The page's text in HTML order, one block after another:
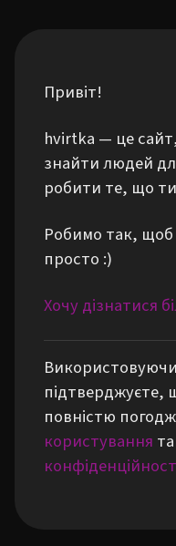
Привіт!
hvirtka — це
знайти людей
робити те, що
Робимо так, щоб
просто :)
Хочу дізнатися
підтверджуєте,
повністю
користування